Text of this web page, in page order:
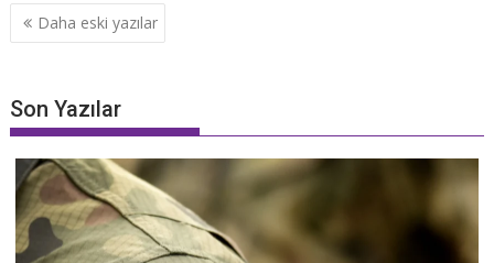
Yazı
dolaşımı
Daha eski yazılar
Son Yazılar